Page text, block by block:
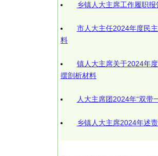
乡镇人大主席工作履职报
市人大主任2024年度民
料
镇人大主席关于2024年
摆剖析材料
人大主席团2024年“双带
乡镇人大主席2024年述